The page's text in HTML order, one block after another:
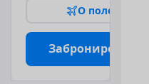
О поле
Заброниро